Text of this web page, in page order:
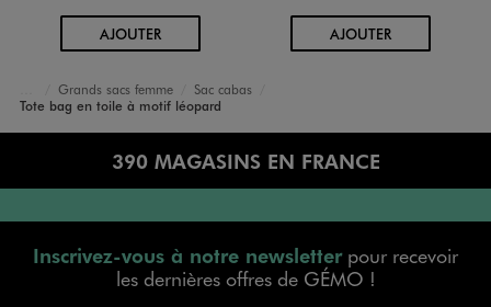
AJOUTERAU PANIER AJOUTERAU PANIER
Accueil
Femme
Sacs et Accessoires
Sacs, Petite maroquinerie
Grands sacs femme
Sac cabas
Tote bag en toile à motif léopard
390 MAGASINS EN FRANCE
Inscrivez-vous à notre newsletterpour recevoir
les dernières offres de GÉMO !